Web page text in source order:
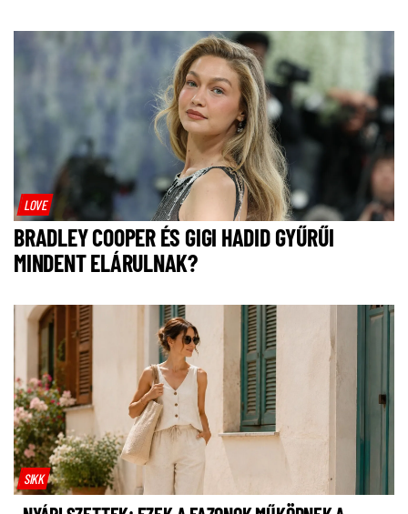
LOVE
BRADLEY COOPER ÉS GIGI HADID GYŰRŰI
MINDENT ELÁRULNAK?
SIKK